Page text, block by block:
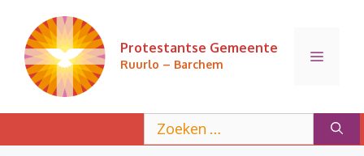
inhoud
Protestantse Gemeente
Ruurlo – Barchem
Menu
naar: